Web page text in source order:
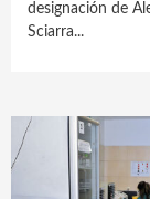
designación de
Sciarra...